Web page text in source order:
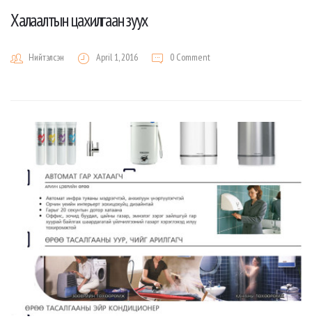
Халаалтын цахилгаан зуух
Нийтэлсэн April 1, 2016 0 Comment